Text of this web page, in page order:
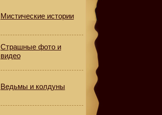
Мистические истории
Страшные фото и
видео
Ведьмы и колдуны